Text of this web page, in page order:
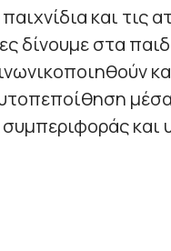
και τις
δίνουμε στα
και